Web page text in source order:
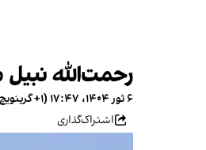
رحمت‌الله
۶ ثور ۱۴۰۴، ۱۷:۴۷ (‎+۱ گرینویچ)
اشتراک‌گذاری